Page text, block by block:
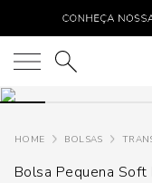
O que você está
BOLSAS
Bolsa Pequena Soft